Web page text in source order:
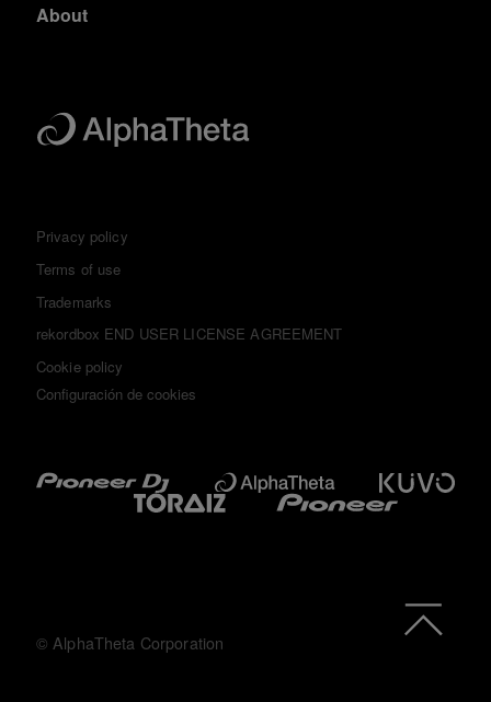
About
Privacy policy
Terms of use
Trademarks
rekordbox END USER LICENSE AGREEMENT
Cookie policy
Configuración de cookies
© AlphaTheta Corporation